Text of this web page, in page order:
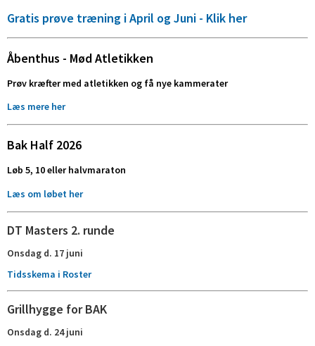
Gratis prøve træning i April og Juni - Klik her
Åbenthus - Mød Atletikken
Prøv kræfter med atletikken og få nye kammerater
Læs mere her
Bak Half 2026
Løb 5, 10 eller halvmaraton
Læs om løbet her
DT Masters 2. runde
Onsdag d. 17 juni
Tidsskema i Roster
Grillhygge for BAK
Onsdag d. 24 juni